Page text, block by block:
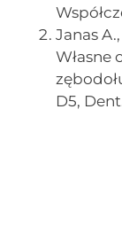
Janas
Własne
D5,